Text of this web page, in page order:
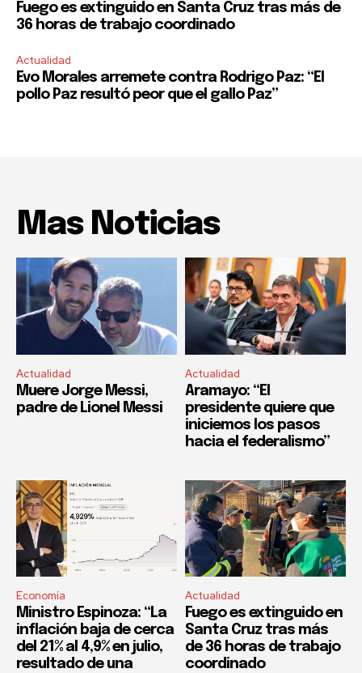
Fuego es extinguido en Santa Cruz tras más de
36 horas de trabajo coordinado
Actualidad
Evo Morales arremete contra Rodrigo Paz: “El
pollo Paz resultó peor que el gallo Paz”
Mas Noticias
Actualidad
Muere Jorge Messi,
padre de Lionel Messi
Actualidad
Aramayo: “El
presidente quiere que
iniciemos los pasos
hacia el federalismo”
Economía
Ministro Espinoza: “La
inflación baja de cerca
del 21% al 4,9% en julio,
resultado de una
Actualidad
Fuego es extinguido en
Santa Cruz tras más
de 36 horas de trabajo
coordinado